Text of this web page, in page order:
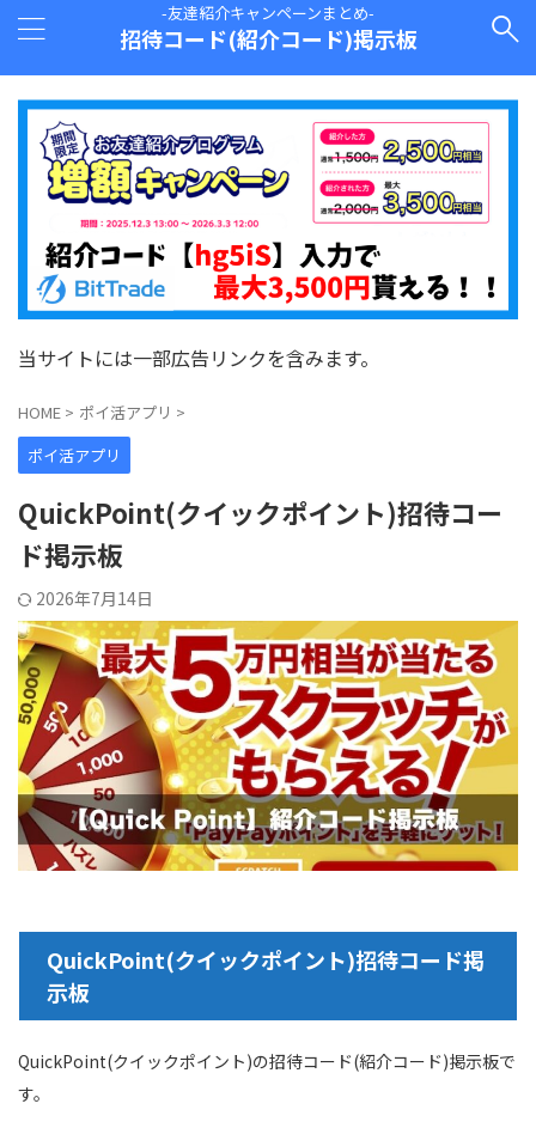
-友達紹介キャンペーンまとめ-
招待コード(紹介コード)掲示板
当サイトには一部広告リンクを含みます。
HOME > ポイ活アプリ >
ポイ活アプリ
QuickPoint(クイックポイント)招待コー
ド掲示板
2026年7月14日
QuickPoint(クイックポイント)招待コード掲
示板
QuickPoint(クイックポイント)の招待コード(紹介コード)掲示板で
す。